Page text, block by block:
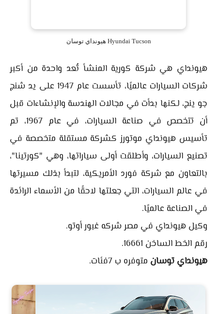
Hyundai Tucson هيونداي توسان
هيونداي هي شركة كورية المنشأ تُعد واحدة من أكبر
شركات السيارات عالميًا، تأسست عام 1947 على يد شنج
جو ينج، لكنها بدأت في مجالات الهندسة والإنشاءات قبل
أن تتخصص في صناعة السيارات، في عام 1967، تم
تأسيس هيونداي موتورز كشركة مستقلة متخصصة في
تصنيع السيارات، وأطلقت أولى سياراتها، وهي "كورتينا"،
بالتعاون مع شركة فورد الأمريكية، لتبدأ بذلك مسيرتها
في عالم السيارات، التي جعلتها لاحقًا من الأسماء الرائدة
في الصناعة عالميًا.
وكيل هيونداي في مصر شركه غبور أوتو.
رقم الخط الساخن 16661.
هيونداي توسان متوفره ب 7فئات.